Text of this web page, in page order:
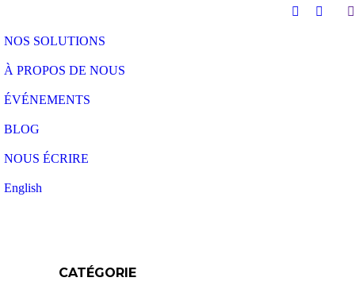
NOS SOLUTIONS
À PROPOS DE NOUS
ÉVÉNEMENTS
BLOG
NOUS ÉCRIRE
English
CATÉGORIE